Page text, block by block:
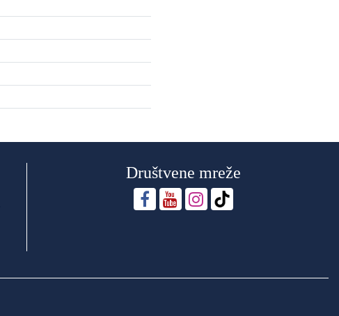
Društvene mreže